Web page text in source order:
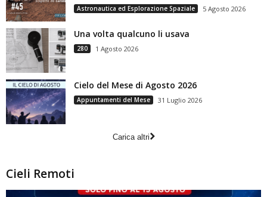
Astronautica ed Esplorazione Spaziale 5 Agosto 2026
Una volta qualcuno li usava
280 1 Agosto 2026
Cielo del Mese di Agosto 2026
Appuntamenti del Mese 31 Luglio 2026
Carica altri
Cieli Remoti